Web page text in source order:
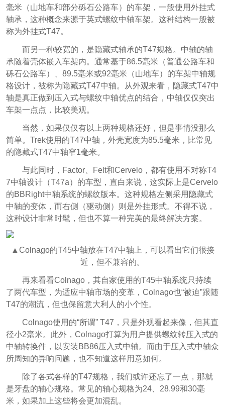
毫米（山地车和部分砾石公路车）的车架，一般使用外挂式
轴承，这种概念来源于英式螺纹中轴车架。这种结构一般被
称为外挂式T47。
而另一种较宽的，是隐藏式轴承的T47规格。中轴的轴
承随着壳体嵌入车架内。通常基于86.5毫米（普通公路车和
砾石公路车）、89.5毫米或92毫米（山地车）的车架中轴规
格设计，被称为隐藏式T47中轴。从外观来看，隐藏式T47中
轴是真正做到压入式与螺纹中轴优点的结合，中轴仅仅突出
车架一点点，比较美观。
当然，如果仅仅有以上两种规格还好，但是事情没那么
简单。Trek使用的T47中轴，外壳宽度为85.5毫米，比常见
的隐藏式T47中轴窄1毫米。
与此同时，Factor、Felt和Cervelo，都有使用不对称T4
7中轴设计（T47a）的车型，直白来说，这实际上是Cervelo
的BBRight中轴系统的螺纹版本。这种规格左侧采用隐藏式
中轴的变体，而右侧（驱动侧）则是外挂形式。不得不说，
这种设计非常时髦，但也不算一种完美的最终解决方案。
▲Colnago的T45中轴放在T47中轴上，可以看出它们很接
近，但不兼容的。
再来看看Colnago，其自家使用的T45中轴系统只持续
了两代车型，为适应中轴市场的变革，Colnago也“被迫”跟随
T47的潮流，但也保留意大利人的小个性。
Colnago使用的“所谓” T47，只是外观看起来像，但其直
径小2毫米。此外，Colnago打算为用户提供螺纹转压入式的
中轴转换件，以安装BB86压入式中轴。而由于压入式中轴众
所周知的异响问题，也不知道这样用意如何。
除了各式各样的T47规格，我们或许还忘了一点，那就
是牙盘的轴心规格。常见的轴心规格为24、28.99和30毫
米，如果加上这些将会更加混乱。